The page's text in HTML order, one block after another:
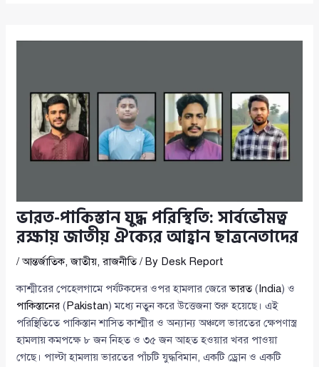
ভারত-পাকিস্তান যুদ্ধ পরিস্থিতি: সার্বভৌমত্ব
রক্ষায় জাতীয় ঐক্যের আহ্বান ছাত্রনেতাদের
/আন্তর্জাতিক,জাতীয়,রাজনীতি/ By Desk Report
কাশ্মীরের পেহেলগামে পর্যটকদের ওপর হামলার জেরেভারত( India) ও
পাকিস্তানের ( Pakistan) মধ্যে নতুন করে উত্তেজনা শুরু হয়েছে। এই
পরিস্থিতিতে পাকিস্তান শাসিত কাশ্মীর ও অন্যান্য অঞ্চলে ভারতের ক্ষেপণাস্ত্র
হামলায় কমপক্ষে ৮ জন নিহত ও ৩৫ জন আহত হওয়ার খবর পাওয়া
গেছে। পাল্টা হামলায় ভারতের পাঁচটি যুদ্ধবিমান, একটি ড্রোন ও একটি